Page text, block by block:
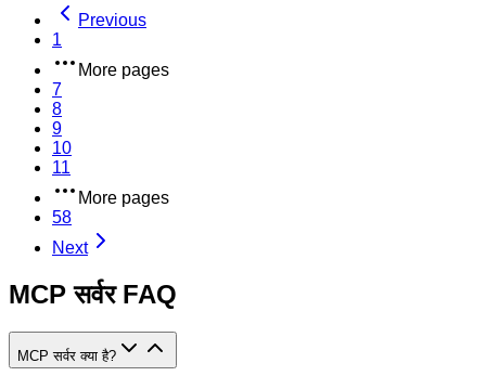
Previous
1
More pages
7
8
9
10
11
More pages
58
Next
MCP सर्वर FAQ
MCP सर्वर क्या है?